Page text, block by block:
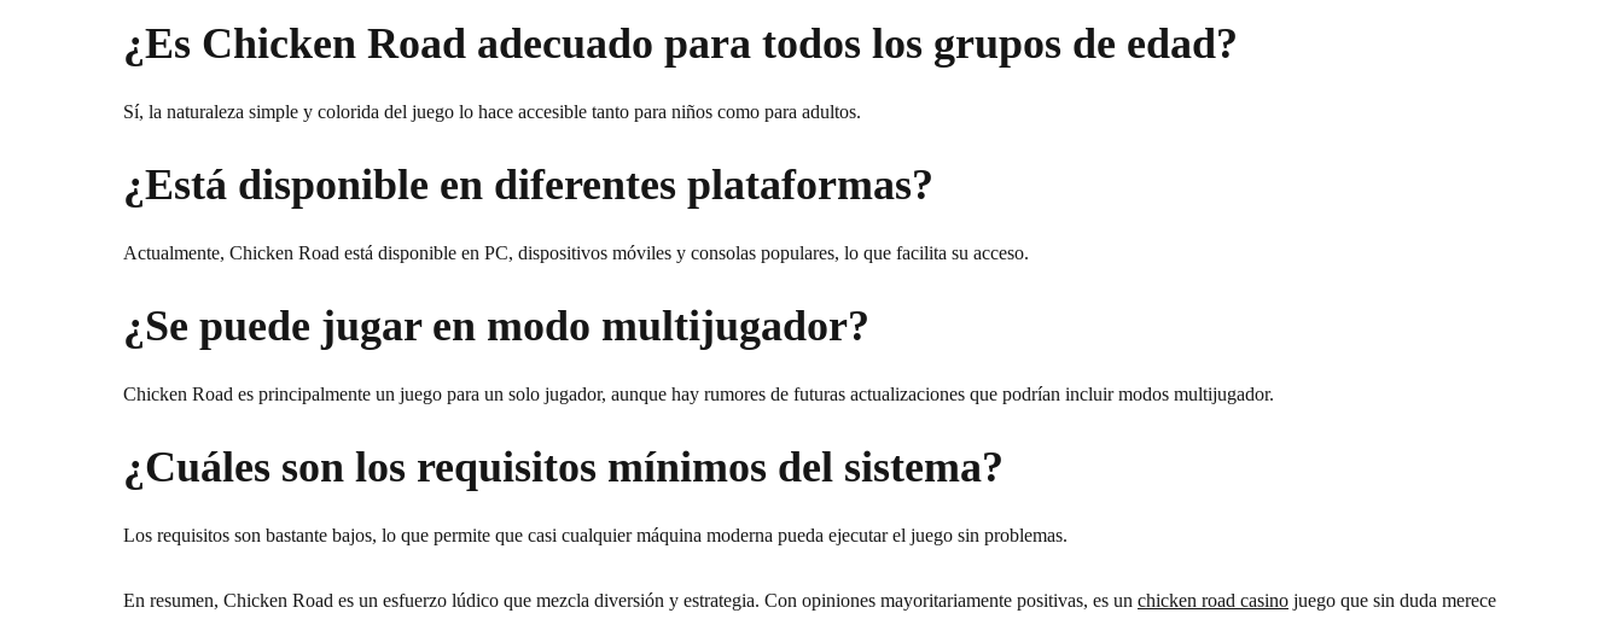
¿Es Chicken Road adecuado para todos los grupos de edad?
Sí, la naturaleza simple y colorida del juego lo hace accesible tanto para niños como para adultos.
¿Está disponible en diferentes plataformas?
Actualmente, Chicken Road está disponible en PC, dispositivos móviles y consolas populares, lo que facilita su acceso.
¿Se puede jugar en modo multijugador?
Chicken Road es principalmente un juego para un solo jugador, aunque hay rumores de futuras actualizaciones que podrían incluir modos multijugador.
¿Cuáles son los requisitos mínimos del sistema?
Los requisitos son bastante bajos, lo que permite que casi cualquier máquina moderna pueda ejecutar el juego sin problemas.
En resumen, Chicken Road es un esfuerzo lúdico que mezcla diversión y estrategia. Con opiniones mayoritariamente positivas, es un chicken road casino juego que sin duda merece